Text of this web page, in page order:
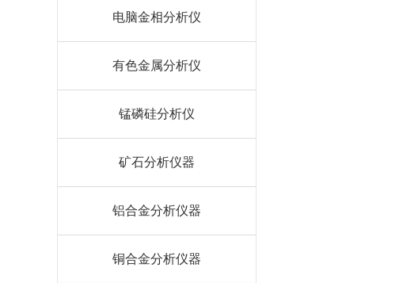
电脑金相分析仪
有色金属分析仪
锰磷硅分析仪
矿石分析仪器
铝合金分析仪器
铜合金分析仪器